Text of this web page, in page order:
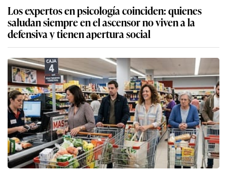
Los expertos en psicología coinciden: quienes
saludan siempre en el ascensor no viven a la
defensiva y tienen apertura social